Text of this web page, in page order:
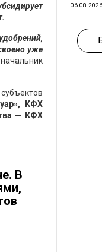
уже
КФХ
— КФХ
В